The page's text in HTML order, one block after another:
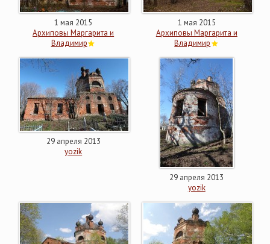
1 мая 2015
Архиповы Маргарита и
Владимир
1 мая 2015
Архиповы Маргарита и
Владимир
29 апреля 2013
yozik
29 апреля 2013
yozik